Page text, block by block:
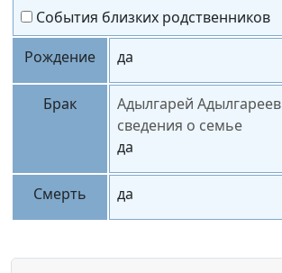
События близких родственников
Рождение
да
Брак Адылгарей Адылгареев
сведения о семье
да
Смерть да